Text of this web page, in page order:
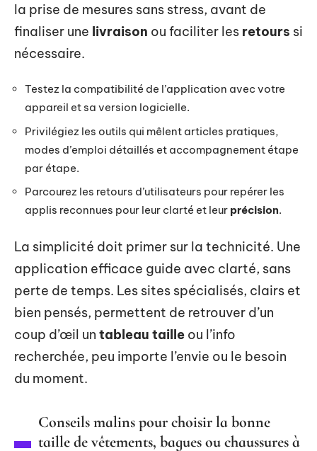
la prise de mesures sans stress, avant de
finaliser une livraison ou faciliter les retours si
nécessaire.
Testez la compatibilité de l’application avec votre
appareil et sa version logicielle.
Privilégiez les outils qui mêlent articles pratiques,
modes d’emploi détaillés et accompagnement étape
par étape.
Parcourez les retours d’utilisateurs pour repérer les
applis reconnues pour leur clarté et leur précision.
La simplicité doit primer sur la technicité. Une
application efficace guide avec clarté, sans
perte de temps. Les sites spécialisés, clairs et
bien pensés, permettent de retrouver d’un
coup d’œil un tableau taille ou l’info
recherchée, peu importe l’envie ou le besoin
du moment.
Conseils malins pour choisir la bonne
taille de vêtements, bagues ou chaussures à